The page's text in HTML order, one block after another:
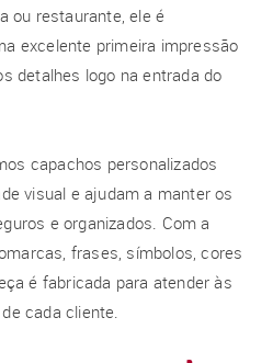
ou restaurante, ele é
excelente primeira impressão
detalhes logo na entrada do
capachos personalizados
visual e ajudam a manter os
e organizados. Com a
frases, símbolos, cores
é fabricada para atender às
cada cliente.